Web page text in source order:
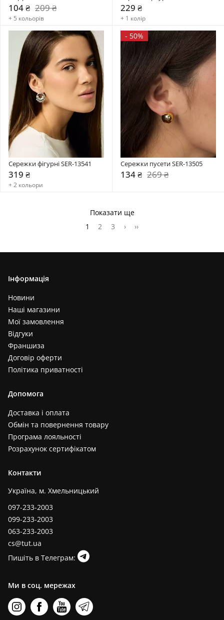
104 ₴ 209 ₴
+ 5 кольорів
229 ₴
+ 1 колір
Сережки фігурні SER-13541
319 ₴
+ 2 кольори
- 50%
Сережки пусети SER-13505
134 ₴ 269 ₴
Показати ще
1
2 3 › ››
Інформація
Новини
Наші магазини
Мої замовлення
Відгуки
Франшиза
Договір оферти
Політика приватності
Допомога
Доставка і оплата
Обмін та повернення товару
Програма лояльності
Розрахунок сертифікатом
Контакти
Україна, м. Хмельницький
097-233-2003
099-233-2003
063-233-2003
cs@tut.ua
Пишіть в Телеграм:
Ми в соц. мережах